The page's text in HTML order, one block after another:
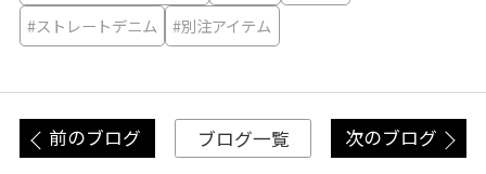
#ストレートデニム
#別注アイテム
前のブログ ブログ一覧 次のブログ